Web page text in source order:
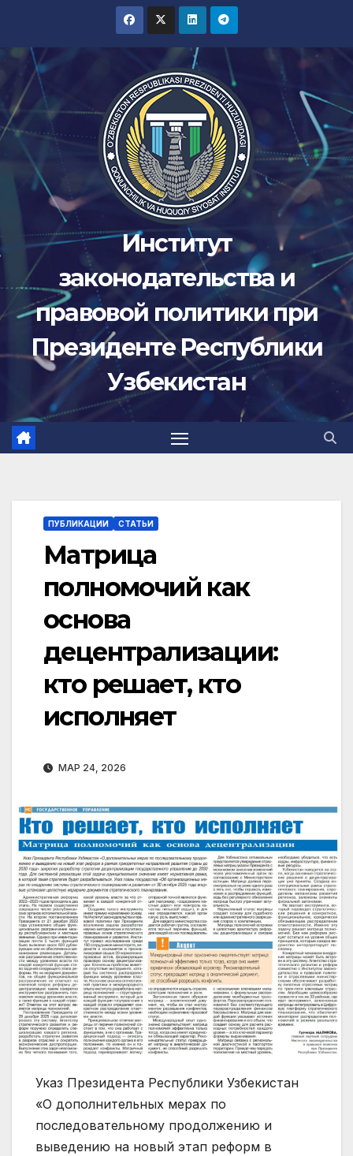
содержимому
Институт
законодательства и
правовой политики при
Президенте Республики
Узбекистан
ПУБЛИКАЦИИ СТАТЬИ
Матрица
полномочий как
основа
децентрализации:
кто решает, кто
исполняет
МАР 24, 2026
Указ Президента Республики Узбекистан
«О дополнительных мерах по
последовательному продолжению и
выведению на новый этап реформ в